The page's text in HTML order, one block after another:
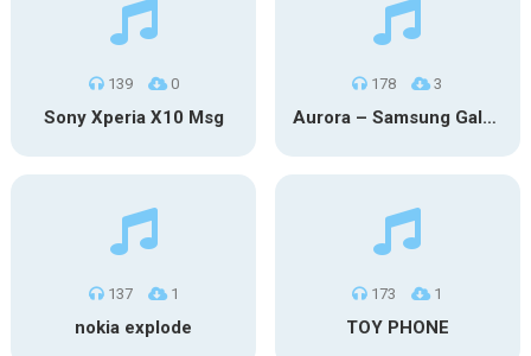
139 0
Sony Xperia X10 Msg
178 3
Aurora – Samsung Galaxy S26
137 1
nokia explode
173 1
TOY PHONE